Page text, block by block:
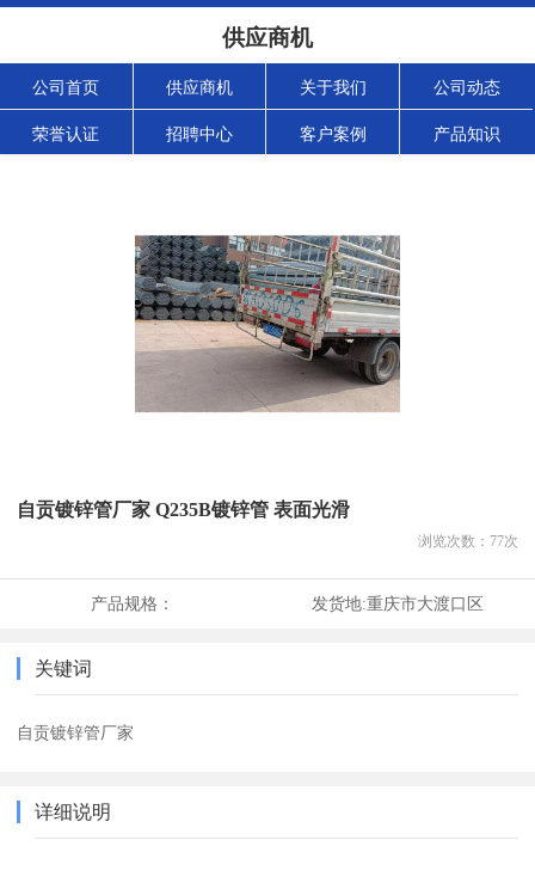
供应商机
公司首页 供应商机 关于我们 公司动态
荣誉认证 招聘中心 客户案例 产品知识
自贡镀锌管厂家 Q235B镀锌管 表面光滑
浏览次数： 77次
产品规格： 发货地:重庆市大渡口区
关键词
自贡镀锌管厂家
详细说明